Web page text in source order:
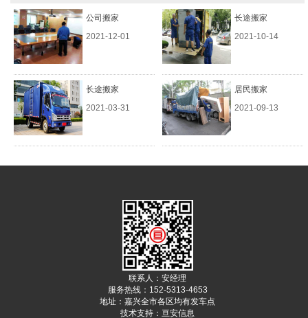
公司搬家
2021-12-01
长途搬家
2021-10-14
长途搬家
2021-03-31
居民搬家
2021-09-13
联系人：安经理
服务热线：152-5313-4653
地址：嘉兴全市各区均有发车点
技术支持： 亘安信息